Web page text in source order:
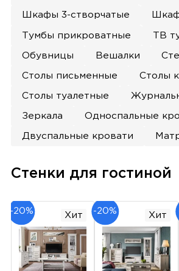
Шкафы 3-створчатые
Тумбы прикроватные ТВ
Обувницы Вешалки
Столы письменные Столы
Столы туалетные
Зеркала Односпальные
Двуспальные кровати
Стенки для гостиной
-20% Хит -20% Хит